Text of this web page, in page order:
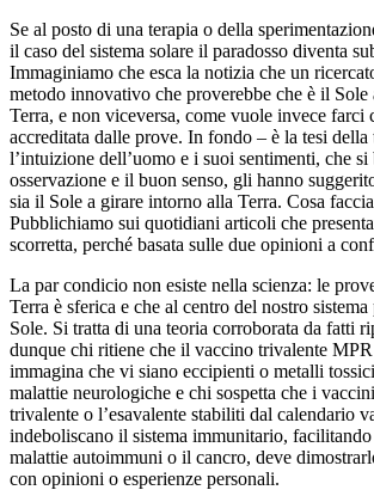
Se al posto di una terapia o della
il caso del sistema solare il paradosso diventa
Immaginiamo che esca la notizia che un
metodo innovativo che proverebbe che è il Sole
Terra, e non viceversa, come vuole invece farci
accreditata dalle prove. In fondo – è la tesi
l’intuizione dell’uomo e i suoi sentimenti, che si
osservazione e il buon senso, gli hanno
sia il Sole a girare intorno alla Terra. Cosa
Pubblichiamo sui quotidiani articoli che
scorretta, perché basata sulle due opinioni a
La par condicio non esiste nella scienza: le
Terra è sferica e che al centro del nostro sistema
Sole. Si tratta di una teoria corroborata da fatti
dunque chi ritiene che il vaccino trivalente
immagina che vi siano eccipienti o metalli
malattie neurologiche e chi sospetta che i
trivalente o l’esavalente stabiliti dal calendario
indeboliscano il sistema immunitario,
malattie autoimmuni o il cancro, deve
con opinioni o esperienze personali.